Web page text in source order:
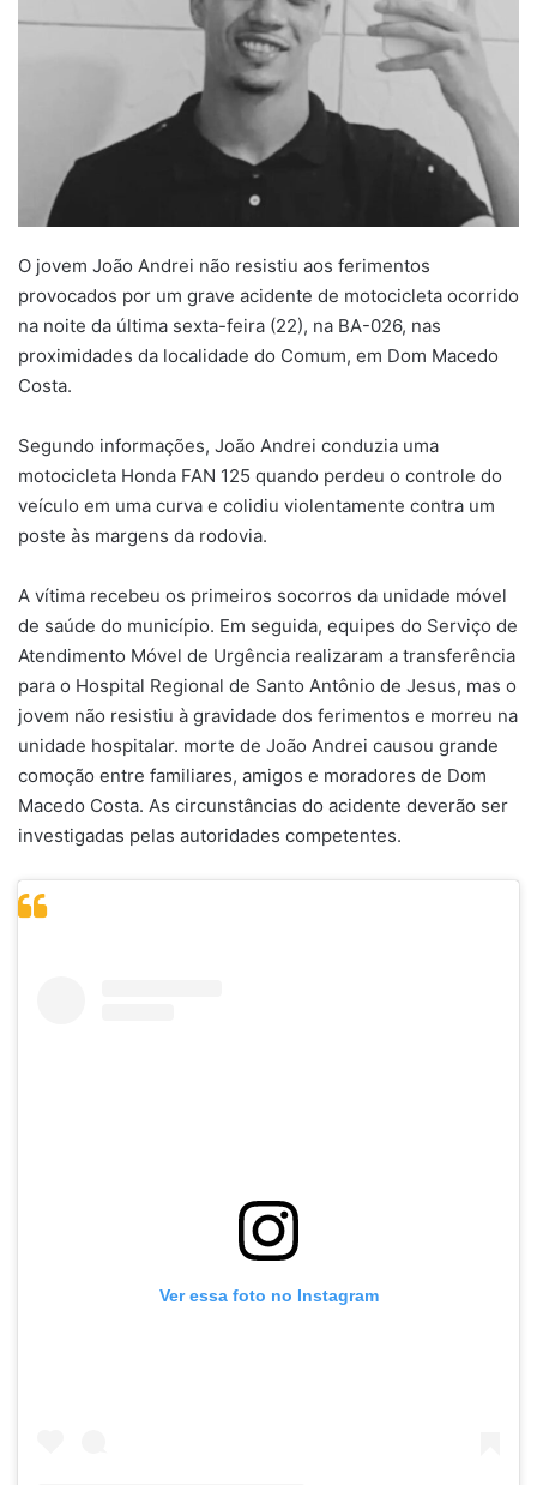
O jovem João Andrei não resistiu aos ferimentos
provocados por um grave acidente de motocicleta ocorrido
na noite da última sexta-feira (22), na BA-026, nas
proximidades da localidade do Comum, em Dom Macedo
Costa.
Segundo informações, João Andrei conduzia uma
motocicleta Honda FAN 125 quando perdeu o controle do
veículo em uma curva e colidiu violentamente contra um
poste às margens da rodovia.
A vítima recebeu os primeiros socorros da unidade móvel
de saúde do município. Em seguida, equipes do Serviço de
Atendimento Móvel de Urgência realizaram a transferência
para o Hospital Regional de Santo Antônio de Jesus, mas o
jovem não resistiu à gravidade dos ferimentos e morreu na
unidade hospitalar. morte de João Andrei causou grande
comoção entre familiares, amigos e moradores de Dom
Macedo Costa. As circunstâncias do acidente deverão ser
investigadas pelas autoridades competentes.
Ver essa foto no Instagram